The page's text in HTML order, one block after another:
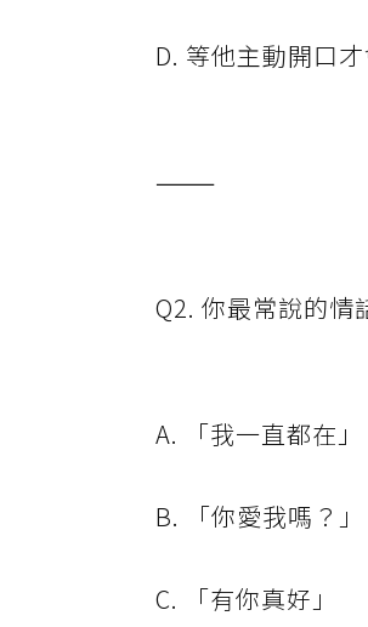
D. 等他主動開口
⸻
Q2. 你最常說的情
A. 「我一直都在」
B. 「你愛我嗎？」
C. 「有你真好」